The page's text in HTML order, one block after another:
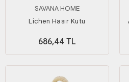
SAVANA HOME
Lichen Hasır Kutu
686,44 TL